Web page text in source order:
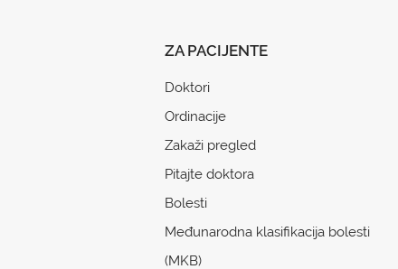
ZA PACIJENTE
Doktori
Ordinacije
Zakaži pregled
Pitajte doktora
Bolesti
Međunarodna klasifikacija bolesti
(MKB)